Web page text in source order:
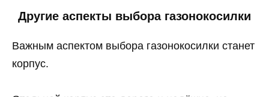
Другие аспекты выбора газонокосилки
Важным аспектом выбора газонокосилки станет
корпус.